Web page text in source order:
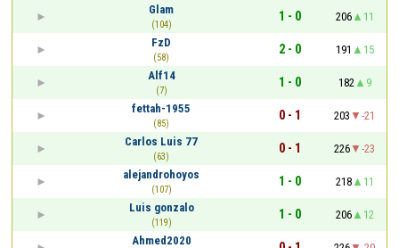
Glam
(104)
1 - 0 206
11
FzD
(58)
2 - 0 191
15
Alf14
(7)
1 - 0 182
9
fettah-1955
(85)
0 - 1 203
-21
Carlos Luis 77
(63)
0 - 1 226
-23
alejandrohoyos
(107)
1 - 0 218
11
Luis gonzalo
(119)
1 - 0 206
12
Ahmed2020